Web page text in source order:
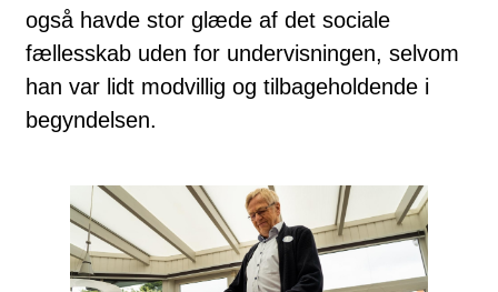
også havde stor glæde af det sociale
fællesskab uden for undervisningen, selvom
han var lidt modvillig og tilbageholdende i
begyndelsen.